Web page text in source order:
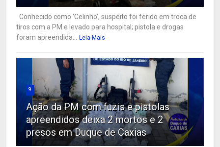
Conhecido como 'Celinho', suspeito foi ferido em troca de
tiros com a PM e levado para hospital; pistola e drogas
foram apreendida...
Leia Mais
9
Ação da PM com fuzis e pistolas
apreendidos deixa 2 mortos e 2
presos em Duque de Caxias